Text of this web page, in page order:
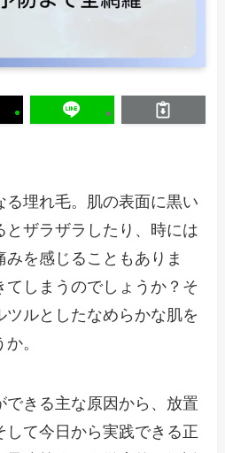
る埋れ毛。肌の表面に黒い
とザラザラしたり、時には
を感じることもありま
てしまうのでしょうか？そ
ツルとしたなめらかな肌を
。
できる主な原因から、放置
して今日から実践できる正